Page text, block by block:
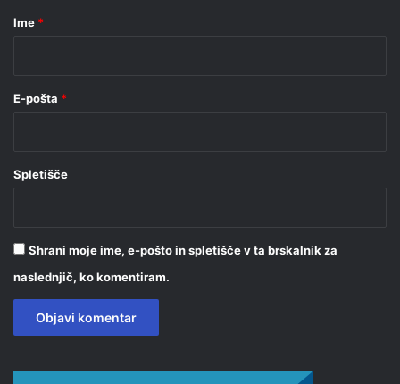
rIme *
E-pošta *
Spletišče
Shrani moje ime, e-pošto in spletišče v ta brskalnik za
naslednjič, ko komentiram.